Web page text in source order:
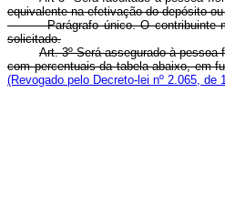
equivalente na efetivação do depósito
Parágrafo único. O contribuinte
solicitado.
Art. 3º Será assegurado à
com percentuais da tabela abaixo, em
(Revogado pelo Decreto-lei nº 2.065, de